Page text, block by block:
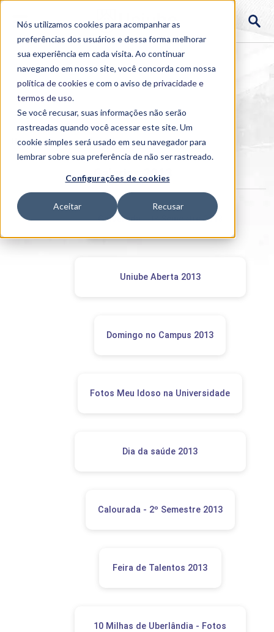
Nós utilizamos cookies para acompanhar as
preferências dos usuários e dessa forma melhorar
sua experiência em cada visita. Ao continuar
navegando em nosso site, você concorda com nossa
política de cookies e com o aviso deprivacidade e
termos de uso.
Se você recusar, suas informações não serão
rastreadas quando você acessar este site. Um
cookie simples será usado em seu navegador para
lembrar sobre sua preferência de não ser rastreado.
Configurações de cookies
Aceitar Recusar
Home > Institucional >Galerias
Galerias 2013
Calourada - 1º Semestre 2013
Uniube Aberta 2013
Domingo no Campus 2013
Fotos Meu Idoso na Universidade
Dia da saúde 2013
Calourada - 2º Semestre 2013
Feira de Talentos 2013
10 Milhas de Uberlândia - Fotos